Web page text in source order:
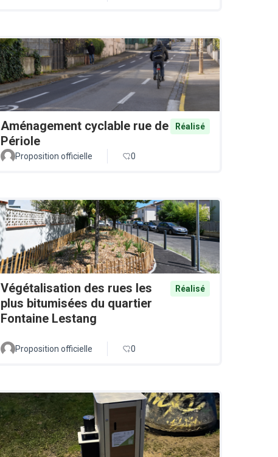
Aménagement cyclable rue de
Périole
Réalisé
Proposition officielle 0
Végétalisation des rues les
plus bitumisées du quartier
Fontaine Lestang
Réalisé
Proposition officielle 0